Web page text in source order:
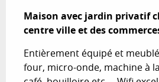
Maison avec jardin privatif
centre ville et des
Entièrement équipé et
four, micro-onde, machine à